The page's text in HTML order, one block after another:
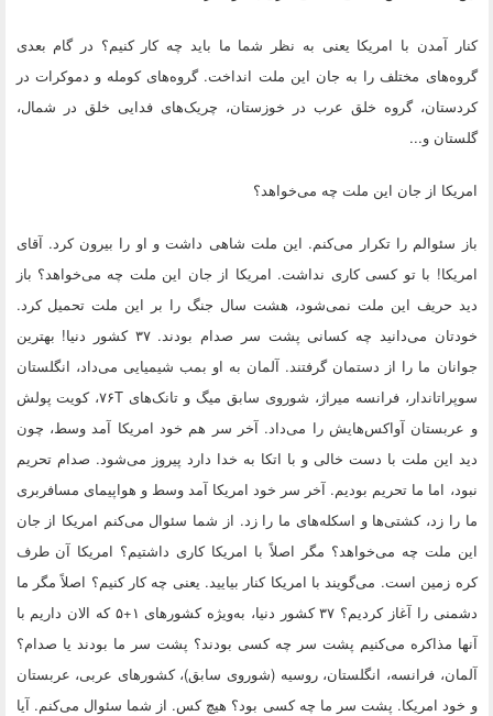
کنار آمدن با امریکا یعنی به نظر شما ما باید چه کار کنیم؟ در گام بعدی
گروه‌های مختلف را به جان این ملت انداخت. گروه‌های کومله و دموکرات در
کردستان، گروه خلق عرب در خوزستان، چریک‌های فدایی خلق در شمال،
گلستان و...
امریکا از جان این ملت چه می‌خواهد؟
باز سئوالم را تکرار می‌کنم. این ملت شاهی داشت و او را بیرون کرد. آقای
امریکا! با تو کسی کاری نداشت. امریکا از جان این ملت چه می‌خواهد؟ باز
دید حریف این ملت نمی‌شود، هشت سال جنگ را بر این ملت تحمیل کرد.
خودتان می‌دانید چه کسانی پشت سر صدام بودند. ۳۷ کشور دنیا! بهترین
جوانان ما را از دستمان گرفتند. آلمان به او بمب شیمیایی می‌داد، انگلستان
سوپراتاندار، فرانسه میراژ، شوروی سابق میگ و تانک‌های T
۷۶، کویت پولش
و عربستان آواکس‌هایش را می‌داد. آخر سر هم خود امریکا آمد وسط، چون
دید این ملت با دست خالی و با اتکا به خدا دارد پیروز می‌شود. صدام تحریم
نبود، اما ما تحریم بودیم. آخر سر خود امریکا آمد وسط و هواپیمای مسافربری
ما را زد، کشتی‌ها و اسکله‌های ما را زد. از شما سئوال می‌کنم امریکا از جان
این ملت چه می‌خواهد؟ مگر اصلاً با امریکا کاری داشتیم؟ امریکا آن طرف
کره زمین است. می‌گویند با امریکا کنار بیایید. یعنی چه کار کنیم؟ اصلاً مگر ما
دشمنی را آغاز کردیم؟ ۳۷ کشور دنیا، به‌ویژه کشورهای ۱+۵ که الان داریم با
آنها مذاکره می‌کنیم پشت سر چه کسی بودند؟ پشت سر ما بودند یا صدام؟
آلمان، فرانسه، انگلستان، روسیه (شوروی سابق)، کشورهای عربی، عربستان
و خود امریکا. پشت سر ما چه کسی بود؟ هیچ کس. از شما سئوال می‌کنم. آیا